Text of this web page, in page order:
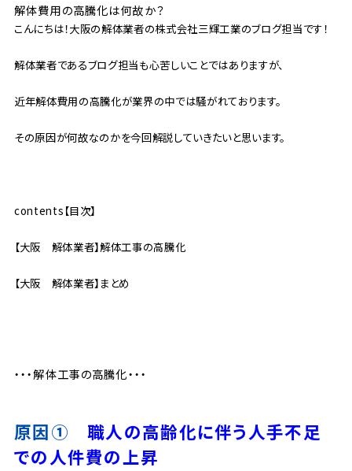
解体費用の高騰化は何故か？
こんにちは！大阪の解体業者の株式会社三輝工業のブログ担当です！
解体業者であるブログ担当も心苦しいことではありますが、
近年解体費用の高騰化が業界の中では騒がれております。
その原因が何故なのかを今回解説していきたいと思います。
contents【目次】
【大阪 解体業者】解体工事の高騰化
【大阪 解体業者】まとめ
・・・解体工事の高騰化・・・
原因①職人の高齢化に伴う人手不足
での人件費の上昇